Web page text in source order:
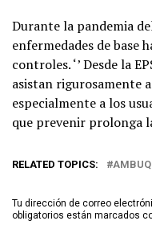
Durante la pandemia
enfermedades de base
controles. ‘’ Desde la
asistan rigurosamente
especialmente a los
que prevenir prolonga
RELATED TOPICS: AMBUQ
Tu dirección de correo
obligatorios están marcados